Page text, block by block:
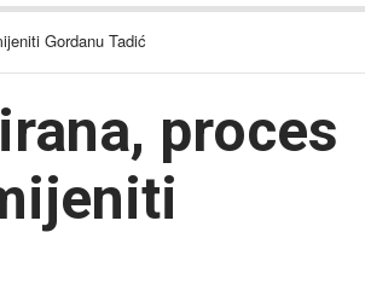
Gordanu Tadić
proces